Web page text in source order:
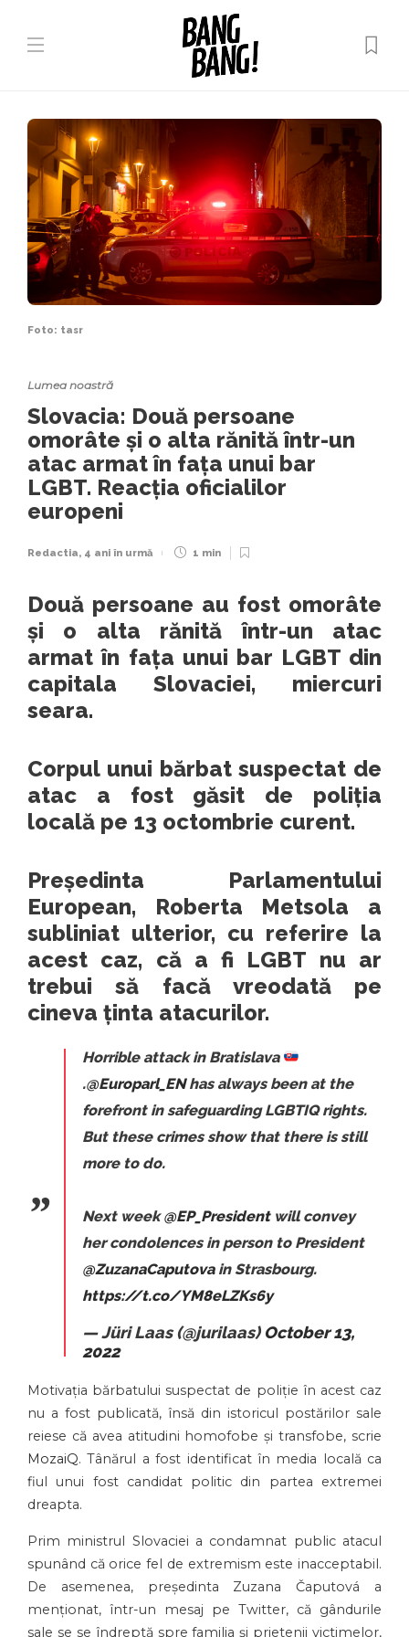
Foto: tasr
Lumea noastră
Slovacia: Două persoane
omorâte și o alta rănită într-un
atac armat în fața unui bar
LGBT. Reacția oficialilor
europeni
Redactia, 4 ani în urmă 1 min
Două persoane au fost omorâte
și o alta rănită într-un atac
armat în fața unui bar LGBT din
capitala Slovaciei, miercuri
seara.
Corpul unui bărbat suspectat de
atac a fost găsit de poliția
locală pe 13 octombrie curent.
Președinta Parlamentului
European, Roberta Metsola a
subliniat ulterior, cu referire la
acest caz, că a fi LGBT nu ar
trebui să facă vreodată pe
cineva ținta atacurilor.
Horrible attack in Bratislava
.@Europarl_ENhas always been at the
forefront in safeguarding LGBTIQ rights.
But these crimes show that there is still
more to do.
Next week@EP_Presidentwill convey
her condolences in person to President
@ZuzanaCaputovain Strasbourg.
https://t.co/YM8eLZKs6y
— Jüri Laas (@jurilaas) October 13,
2022
Motivația bărbatului suspectat de poliție în acest caz
nu a fost publicată, însă din istoricul postărilor sale
reiese că avea atitudini homofobe și transfobe, scrie
MozaiQ. Tânărul a fost identificat în media locală ca
fiul unui fost candidat politic din partea extremei
dreapta.
Prim ministrul Slovaciei a condamnat public atacul
spunând că orice fel de extremism este inacceptabil.
De asemenea, președinta Zuzana Čaputová a
menționat, într-un mesaj pe Twitter, că gândurile
sale se se îndreptă spre familia și prietenii victimelor,